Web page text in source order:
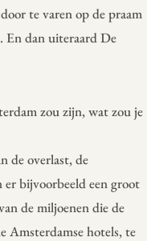
te varen op de praam
En dan uiteraard De
zou zijn, wat zou je
de overlast, de
er bijvoorbeeld een groot
de miljoenen die de
Amsterdamse hotels, te